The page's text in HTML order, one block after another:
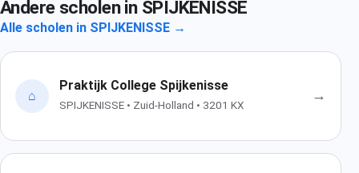
Andere scholen in SPIJKENISSE
Alle scholen in SPIJKENISSE →
⌂
Praktijk College Spijkenisse
SPIJKENISSE • Zuid-Holland • 3201 KX
→